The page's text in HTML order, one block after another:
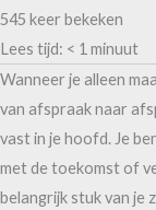
545 keer bekeken
Lees tijd: < 1 minuut
Wanneer je alleen
van afspraak naar
vast in je hoofd. Je
met de toekomst of
belangrijk stuk van je